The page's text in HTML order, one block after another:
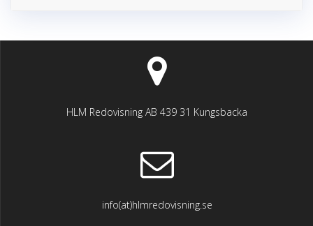
HLM Redovisning AB 439 31 Kungsbacka
info(at)hlmredovisning.se